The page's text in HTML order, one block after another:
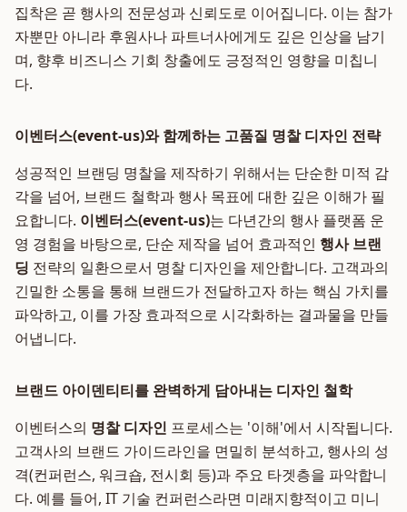
집착은 곧 행사의 전문성과 신뢰도로 이어집니다. 이는 참가
자뿐만 아니라 후원사나 파트너사에게도 깊은 인상을 남기
며, 향후 비즈니스 기회 창출에도 긍정적인 영향을 미칩니
다.
이벤터스(event-us)와 함께하는 고품질 명찰 디자인 전략
성공적인 브랜딩 명찰을 제작하기 위해서는 단순한 미적 감
각을 넘어, 브랜드 철학과 행사 목표에 대한 깊은 이해가 필
요합니다. 이벤터스(event-us)는 다년간의 행사 플랫폼 운
영 경험을 바탕으로, 단순 제작을 넘어 효과적인 행사 브랜
딩 전략의 일환으로서 명찰 디자인을 제안합니다. 고객과의
긴밀한 소통을 통해 브랜드가 전달하고자 하는 핵심 가치를
파악하고, 이를 가장 효과적으로 시각화하는 결과물을 만들
어냅니다.
브랜드 아이덴티티를 완벽하게 담아내는 디자인 철학
이벤터스의 명찰 디자인 프로세스는 '이해'에서 시작됩니다.
고객사의 브랜드 가이드라인을 면밀히 분석하고, 행사의 성
격(컨퍼런스, 워크숍, 전시회 등)과 주요 타겟층을 파악합니
다. 예를 들어, IT 기술 컨퍼런스라면 미래지향적이고 미니